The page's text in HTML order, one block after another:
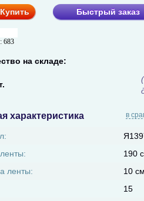
Купить Быстрый заказ
683
на складе:
характеристика в
190
ленты:
10 см.
15